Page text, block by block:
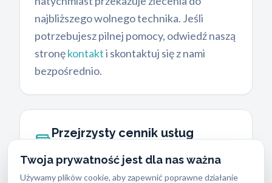
Twoja prywatność jest dla nas ważna
Używamy plików cookie, aby zapewnić poprawne działanie
najbliższego wolnego technika. Jeśli
potrzebujesz pilnej pomocy, odwiedź naszą
stronękontakti skontaktuj się z nami
bezpośrednio.
Przejrzysty cennik usług
Wielu usługodawców ukrywa koszty